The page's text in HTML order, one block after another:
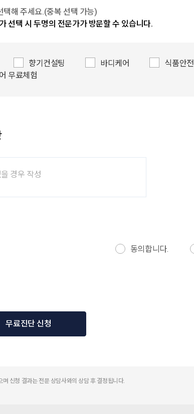
택해 주세요.(중복 선택 가능)
선택 시 두명의 전문가가 방문할 수 있습니다.
향기컨설팅 바디케어
식품안전
무료체험
동의합니다.
무료진단 신청
신청 결과는 전문 상담사와의 상담 후 결정됩니다.